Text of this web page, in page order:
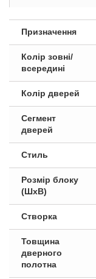
Призначення
Колір зовні/
всередині
Колір дверей
Сегмент
дверей
Стиль
Розмір блоку
(ШxВ)
Створка
Товщина
дверного
полотна